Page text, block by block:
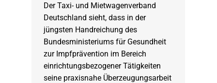
Der Taxi- und Mietwagenverband
Deutschland sieht, dass in der
jüngsten Handreichung des
Bundesministeriums für Gesundheit
zur Impfprävention im Bereich
einrichtungsbezogener Tätigkeiten
seine praxisnahe Überzeugungsarbeit